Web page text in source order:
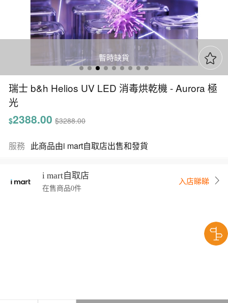
暫時缺貨
瑞士 b&h Helios UV LED 消毒烘乾機 - Aurora 極
光
$2388.00 $3288.00
服務 此商品由i mart自取店出售和發貨
i mart自取店
在售商品0件
入店睇睇